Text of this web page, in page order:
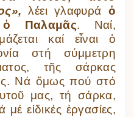
λέει γλαφυρά ὁ
ὁ Παλαμᾶς. Ναί,
καί εἶναι ὁ
στή σύμμετρη
τῆς σάρκας
Νά ὅμως πού στό
μας, τή σάρκα,
εἰδικές ἐργασίες,